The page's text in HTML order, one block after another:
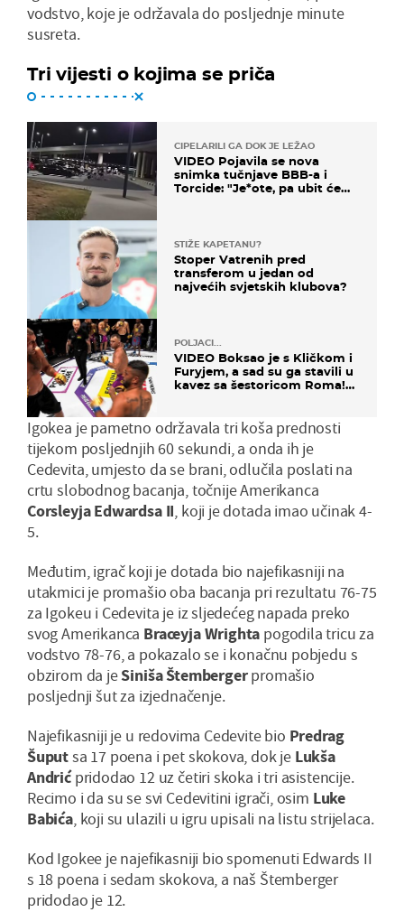
vodstvo, koje je održavala do posljednje minute
susreta.
Tri vijesti o kojima se priča
CIPELARILI GA DOK JE LEŽAO
VIDEO Pojavila se nova
snimka tučnjave BBB-a i
Torcide: "Je*ote, pa ubit će
STIŽE KAPETANU?
Stoper Vatrenih pred
transferom u jedan od
najvećih svjetskih klubova?
POLJACI...
VIDEO Boksao je s Kličkom i
Furyjem, a sad su ga stavili u
kavez sa šestoricom Roma!
Igokea je pametno održavala tri koša prednosti
tijekom posljednjih 60 sekundi, a onda ih je
Cedevita, umjesto da se brani, odlučila poslati na
crtu slobodnog bacanja, točnije Amerikanca
Corsleyja Edwardsa II, koji je dotada imao učinak 4-
5.
Međutim, igrač koji je dotada bio najefikasniji na
utakmici je promašio oba bacanja pri rezultatu 76-75
za Igokeu i Cedevita je iz sljedećeg napada preko
svog Amerikanca Braceyja Wrighta pogodila tricu za
vodstvo 78-76, a pokazalo se i konačnu pobjedu s
obzirom da jeSiniša Štembergerpromašio
posljednji šut za izjednačenje.
Najefikasniji je u redovima Cedevite bio Predrag
Šuputsa 17 poena i pet skokova, dok je Lukša
Andrićpridodao 12 uz četiri skoka i tri asistencije.
Recimo i da su se svi Cedevitini igrači, osim Luke
Babića, koji su ulazili u igru upisali na listu strijelaca.
Kod Igokee je najefikasniji bio spomenuti Edwards II
s 18 poena i sedam skokova, a naš Štemberger
pridodao je 12.